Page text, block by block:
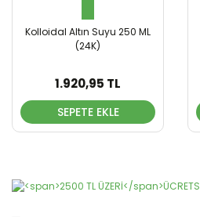
Kolloidal Altın Suyu 250 ML
(24K)
1.920,95 TL
SEPETE EKLE